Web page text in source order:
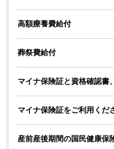
高額療養費給付
葬祭費給付
マイナ保険証と資格確認書
マイナ保険証をご利用くだ
産前産後期間の国民健康保